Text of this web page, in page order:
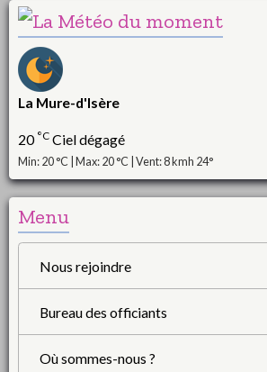
La Mure-d'Isère
20 °C Ciel dégagé
Min: 20 °C | Max: 20 °C | Vent: 8 kmh 24°
Menu
Nous rejoindre
Bureau des officiants
Où sommes-nous ?